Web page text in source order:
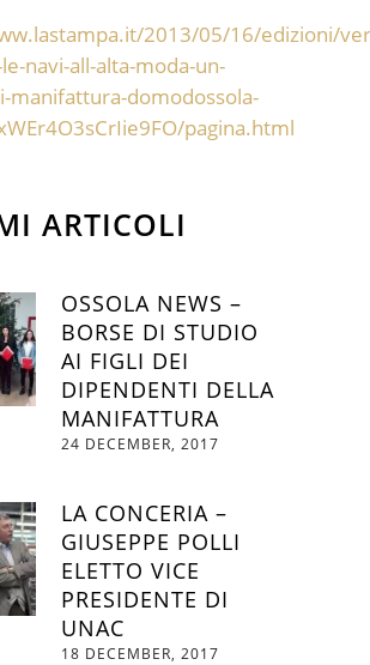
2013/05/16/edizioni/
navi-all-alta-moda-un-
manifattura-domodossola-
pagina.html
ARTICOLI
OSSOLA NEWS –
BORSE DI STUDIO
AI FIGLI DEI
DIPENDENTI DELLA
MANIFATTURA
24 DECEMBER, 2017
LA CONCERIA –
GIUSEPPE POLLI
ELETTO VICE
PRESIDENTE DI
UNAC
18 DECEMBER, 2017